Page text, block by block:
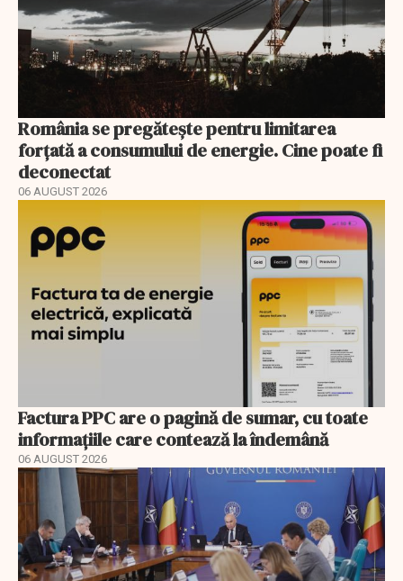
România se pregătește pentru limitarea
forțată a consumului de energie. Cine poate fi
deconectat
06 AUGUST 2026
Factura PPC are o pagină de sumar, cu toate
informațiile care contează la îndemână
06 AUGUST 2026